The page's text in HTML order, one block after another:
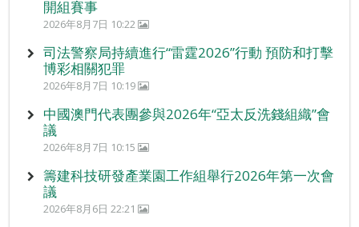
開組賽事
2026年8月7日 10:22
司法警察局持續進行“雷霆2026”行動 預防和打擊
博彩相關犯罪
2026年8月7日 10:19
中國澳門代表團參與2026年“亞太反洗錢組織”會
議
2026年8月7日 10:15
籌建科技研發產業園工作組舉行2026年第一次會
議
2026年8月6日 22:21